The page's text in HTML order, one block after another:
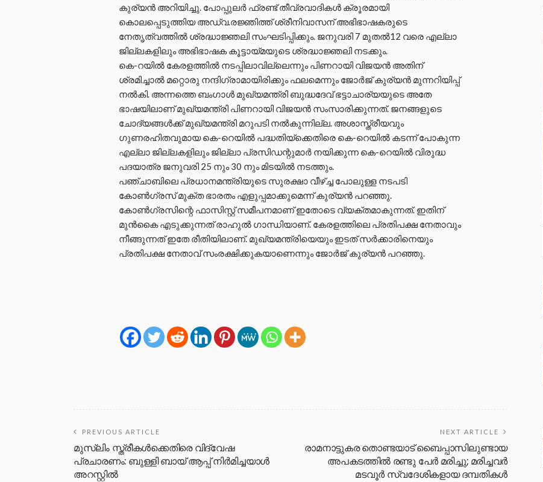
കുര്യൻ അറിയിച്ചു. പോപ്പുലർ ഫ്രണ്ട് തീവ്രവാദികൾ ക്രൂരമായി
കൊലപ്പെടുത്തിയ അഡ്വ.രജ്ഞിത്ത് ശ്രീനിവാസന് അഭിഭാഷകരുടെ
നേതൃത്വത്തിൽ ശ്രദ്ധാജ്ഞലി സംഘടിപ്പിക്കും. ജനുവരി 7 മുതൽ12 വരെ എല്ലാ
ജില്ലകളിലും അഭിഭാഷക കൂട്ടായ്മയുടെ ശ്രദ്ധാജ്ഞലി നടക്കും.
കെ-റയിൽ കേരളത്തിൽ നടപ്പിലാവില്ലെന്നും പിണറായി വിജയൻ അതിന്
ശ്രമിച്ചാൽ മറ്റൊരു നന്ദിഗ്രാമായിരിക്കും ഫലമെന്നും ജോർജ് കുര്യൻ മുന്നറിയിപ്പ്
നൽകി. അന്നത്തെ ബംഗാൾ മുഖ്യമന്ത്രി ബുദ്ധദേവ് ഭട്ടാചാര്യയുടെ അതേ
ഭാഷയിലാണ് മുഖ്യമന്ത്രി പിണറായി വിജയൻ സംസാരിക്കുന്നത്. ജനങ്ങളുടെ
ചോദ്യങ്ങൾക്ക് മുഖ്യമന്ത്രി മറുപടി നൽകുന്നില്ല. അശാസ്ത്രീയവും
ഗുണരഹിതവുമായ കെ-റെയിൽ പദ്ധതിയ്ക്കെതിരെ കെ-റെയിൽ കടന്ന് പോകുന്ന
എല്ലാ ജില്ലകളിലും ജില്ലാ പ്രസിഡന്റുമാർ നയിക്കുന്ന കെ-റെയിൽ വിരുദ്ധ
പദയാത്ര ജനുവരി 25 നും 30 നും മിടയിൽ നടത്തും.
പഞ്ചാബിലെ പ്രധാനമന്ത്രിയുടെ സുരക്ഷാ വീഴ്ച്ച പോലുള്ള നടപടി
കോൺഗ്രസ് മുക്ത ഭാരതം എളുപ്പമാക്കുമെന്ന് കുര്യൻ പറഞ്ഞു.
കോൺഗ്രസിന്റെ ഫാസിസ്റ്റ് സമീപനമാണ് ഇതോടെ വ്യക്തമാകുന്നത്. ഇതിന്
മുൻകൈ എടുക്കുന്നത് രാഹുൽ ഗാന്ധിയാണ്. കേരളത്തിലെ പ്രതിപക്ഷ നേതാവും
നീങ്ങുന്നത് ഇതേ രീതിയിലാണ്. മുഖ്യമന്ത്രിയെയും ഇടത് സർക്കാരിനെയും
പ്രതിപക്ഷ നേതാവ് സംരക്ഷിക്കുകയാണെന്നും ജോർജ് കുര്യൻ പറഞ്ഞു.
PREVIOUS ARTICLE
മുസ്‍ലിം സ്ത്രീകൾക്കെതിരെ വിദ്വേഷ
പ്രചാരണം: ബുള്ളി ബായ് ആപ്പ് നിർമിച്ചയാൾ
അറസ്റ്റിൽ
NEXT ARTICLE
രാമനാട്ടുകര തൊണ്ടയാട് ബൈപ്പാസിലുണ്ടായ
അപകടത്തിൽ രണ്ടു പേർ മരിച്ചു; മരിച്ചവർ
മടവൂർ സ്വദേശികളായ ദമ്പതികൾ